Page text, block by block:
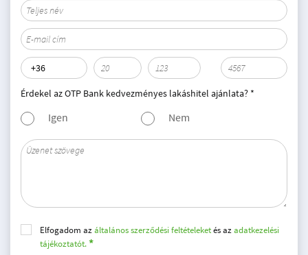
Érdekel az OTP Bank kedvezményes lakáshitel ajánlata? *
Igen Nem
Elfogadom azáltalános szerződési feltételeketés azadatkezelési
tájékoztatót.